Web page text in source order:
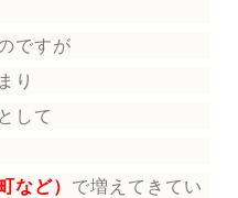
ですが
り
して
など） で増えてきてい